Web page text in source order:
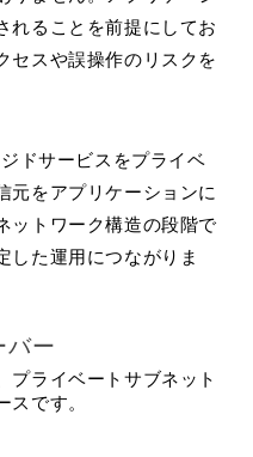
れることを前提にしてお
セスや誤操作のリスクを
ドサービスをプライベ
元をアプリケーションに
ットワーク構造の段階で
した運用につながりま
バー
プライベートサブネット
スです。